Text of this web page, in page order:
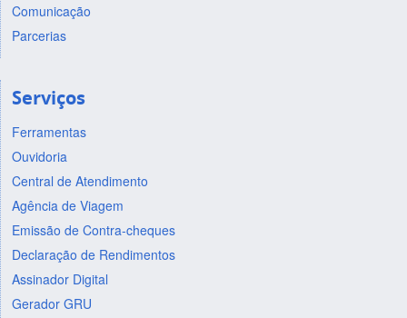
Comunicação
Parcerias
Serviços
Ferramentas
Ouvidoria
Central de Atendimento
Agência de Viagem
Emissão de Contra-cheques
Declaração de Rendimentos
Assinador Digital
Gerador GRU